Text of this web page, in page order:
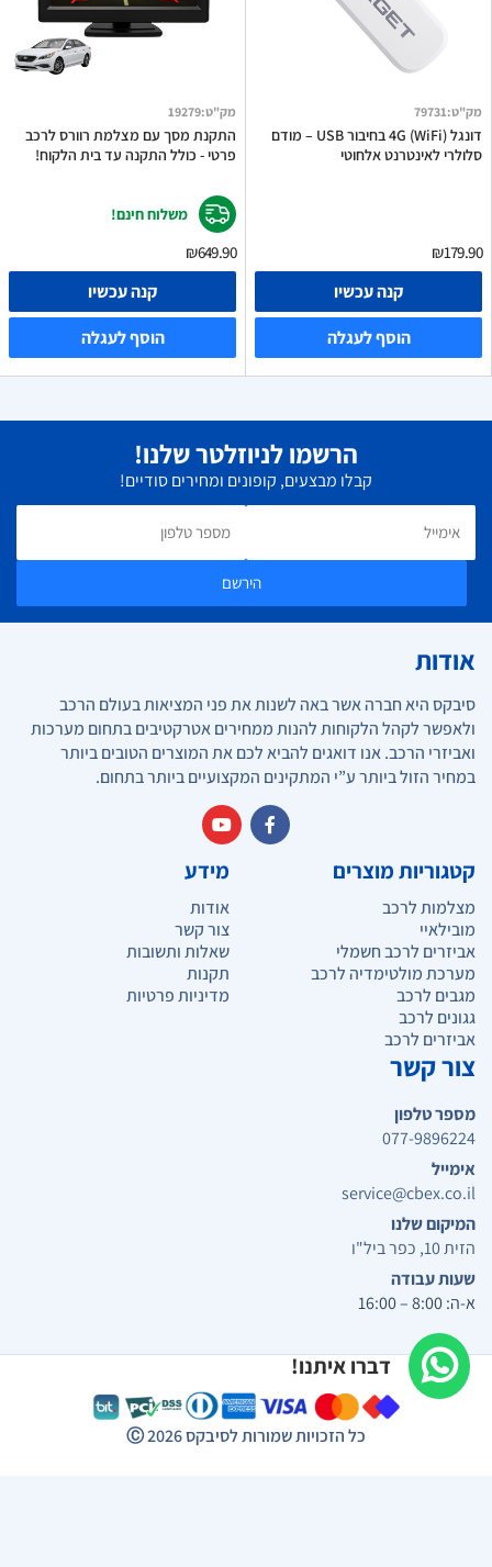
מק"ט:
19279
התקנת מסך עם מצלמת רוורס לרכב
פרטי - כולל התקנה עד בית הלקוח!
משלוח חינם!
₪649.90
קנה עכשיו
הוסף לעגלה
מק"ט:
79731
דונגל 4G (WiFi) בחיבור USB – מודם
סלולרי לאינטרנט אלחוטי
₪179.90
קנה עכשיו
הוסף לעגלה
דברו איתנו!
הרשמו לניוזלטר שלנו!
קבלו מבצעים, קופונים ומחירים סודיים!
הירשם
אודות
סיבקס היא חברה אשר באה לשנות את פני המציאות בעולם הרכב
ולאפשר לקהל הלקוחות להנות ממחירים אטרקטיבים בתחום מערכות
ואביזרי הרכב. אנו דואגים להביא לכם את המוצרים הטובים ביותר
במחיר הזול ביותר ע”י המתקינים המקצועיים ביותר בתחום.
קטגוריות מוצרים
מצלמות לרכב
מובילאיי
אביזרים לרכב חשמלי
מערכת מולטימדיה לרכב
מגבים לרכב
גגונים לרכב
אביזרים לרכב
מידע
אודות
צור קשר
שאלות ותשובות
תקנות
מדיניות פרטיות
צור קשר
מספר טלפון
077-9896224
אימייל
service@cbex.co.il
המיקום שלנו
הזית 10, כפר ביל"ו
שעות עבודה
א-ה: 8:00 – 16:00
כל הזכויות שמורות לסיבקס2026
Ⓒ